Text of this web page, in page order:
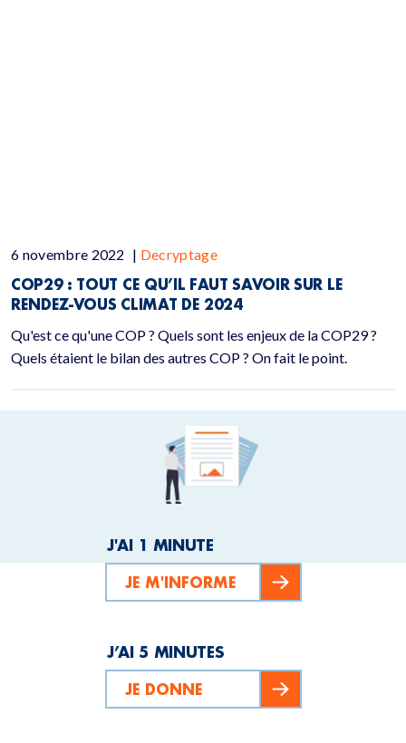
6 novembre 2022 | Decryptage
COP29 : TOUT CE QU’IL FAUT SAVOIR SUR LE
RENDEZ-VOUS CLIMAT DE 2024
Qu'est ce qu'une COP ? Quels sont les enjeux de la COP29 ?
Quels étaient le bilan des autres COP ? On fait le point.
J'AI 1 MINUTE
JE M'INFORME
J’AI 5 MINUTES
JE DONNE